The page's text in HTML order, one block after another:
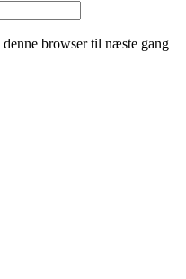
browser til næste gang